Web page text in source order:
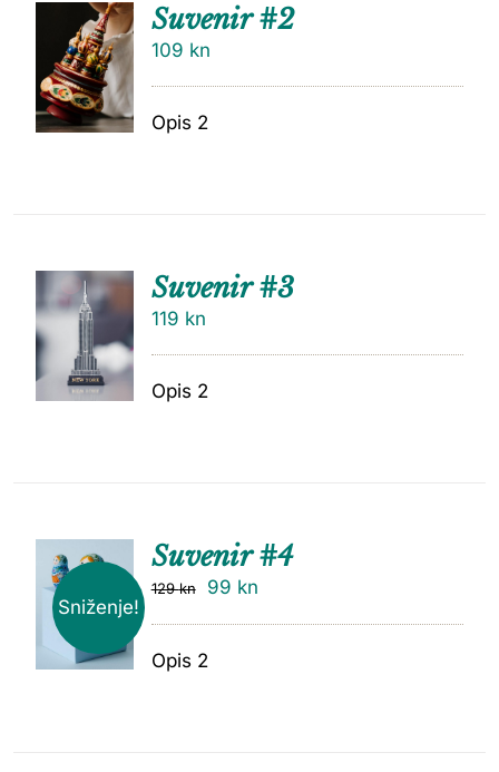
DODAJ
U
KOŠARI
CU
Suvenir #2
109 kn
Opis 2
DODAJ
Suvenir #3
119 kn
Opis 2
Sniženje!
DODAJ
Suvenir #4
129kn 99 kn
Opis 2